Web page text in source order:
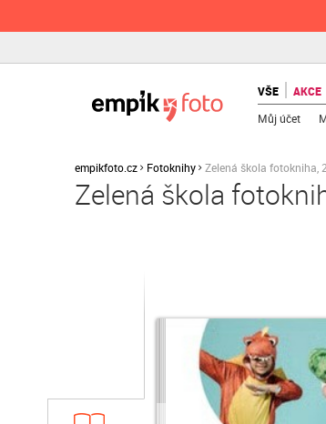
VŠE AKCE
Můj účet
empikfoto.cz Fotoknihy Zelená škola fotokniha,
Zelená škola